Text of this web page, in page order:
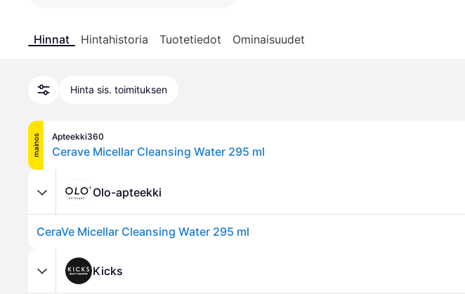
Hinnat Hintahistoria Tuotetiedot Ominaisuudet
Hinta sis. toimituksen
mainos Apteekki360
Cerave Micellar Cleansing Water 295 ml
Olo-apteekki
CeraVe Micellar Cleansing Water 295 ml
Kicks